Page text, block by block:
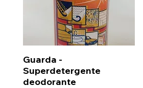
Vista rapida
Guarda -
Superdetergente
deodorante